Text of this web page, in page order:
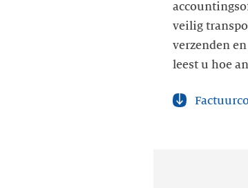
veilig
verzenden
leest u hoe